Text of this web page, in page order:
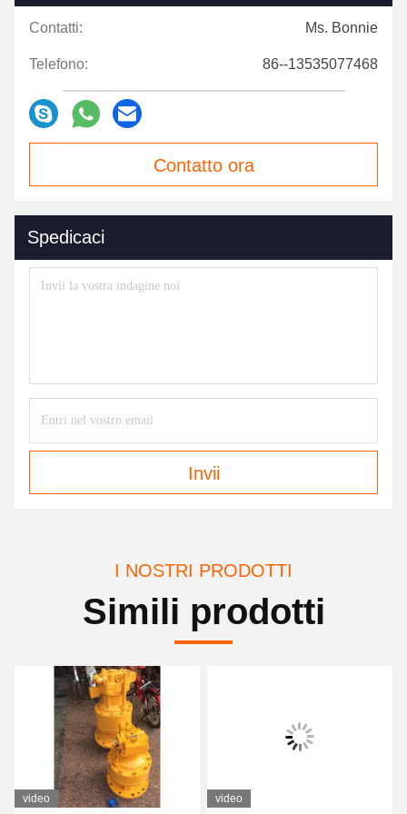
Contatti: Ms. Bonnie
Telefono: 86--13535077468
Contatto ora
Spedicaci
Invii
I NOSTRI PRODOTTI
Simili prodotti
video video